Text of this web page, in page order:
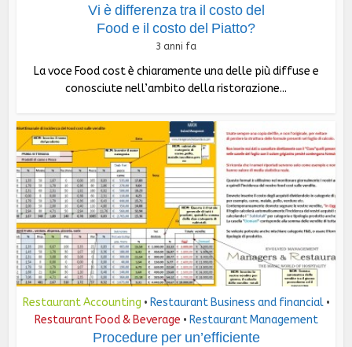
Vi è differenza tra il costo del
Food e il costo del Piatto?
3 anni fa
La voce Food cost è chiaramente una delle più diffuse e
conosciute nell’ambito della ristorazione...
Restaurant Accounting • Restaurant Business and financial •
Restaurant Food & Beverage • Restaurant Management
Procedure per un’efficiente